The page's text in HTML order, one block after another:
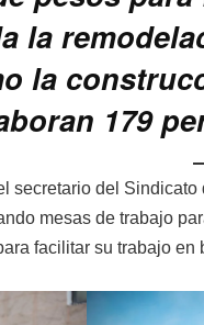
la
la
179
secretario del
mesas de trabajo
facilitar su trabajo